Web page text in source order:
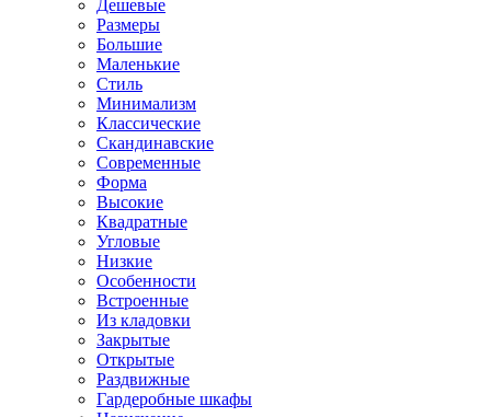
Дешевые
Размеры
Большие
Маленькие
Стиль
Минимализм
Классические
Скандинавские
Современные
Форма
Высокие
Квадратные
Угловые
Низкие
Особенности
Встроенные
Из кладовки
Закрытые
Открытые
Раздвижные
Гардеробные шкафы